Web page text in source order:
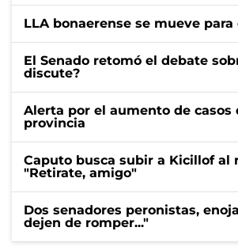
LLA bonaerense se mueve
El Senado retomó el debate
discute?
Alerta por el aumento de
provincia
Caputo busca subir a Kicillof
"Retirate, amigo"
Dos senadores peronistas,
dejen de romper..."